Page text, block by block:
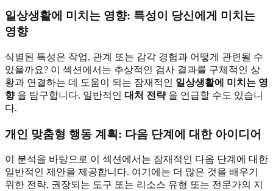
일상생활에 미치는 영향: 특성이 당신에게 미치는
영향
식별된 특성은 작업, 관계 또는 감각 경험과 어떻게 관련될 수
있을까요? 이 섹션에서는 추상적인 검사 결과를 구체적인 상
황과 연결하는 데 도움이 되는 잠재적인 일상생활에 미치는 영
향을 탐구합니다. 일반적인 대처 전략을 언급할 수도 있습니
다.
개인 맞춤형 행동 계획: 다음 단계에 대한 아이디어
이 분석을 바탕으로 이 섹션에서는 잠재적인 다음 단계에 대한
일반적인 제안을 제공합니다. 여기에는 더 많은 것을 배우기
위한 전략, 권장되는 도구 또는 리소스 유형 또는 전문가의 지